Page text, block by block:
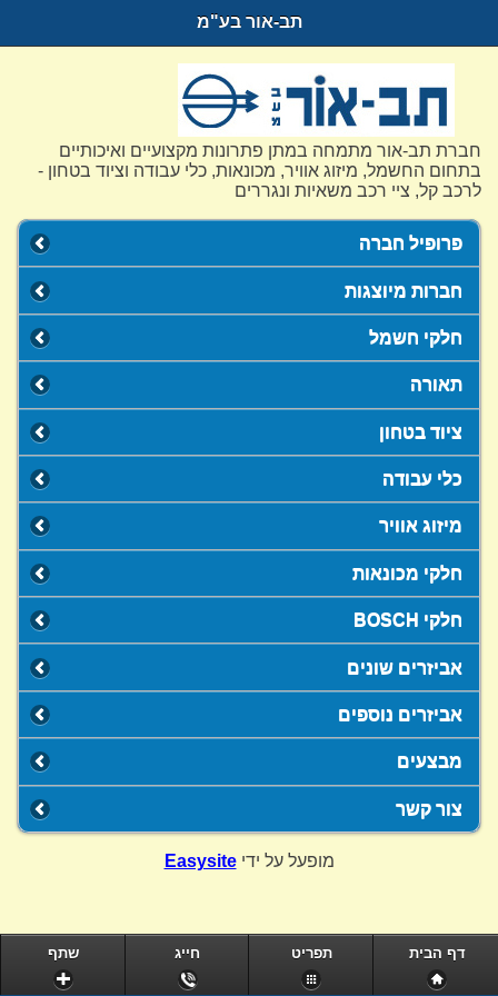
תב-אור בע"מ
חברת תב-אור מתמחה במתן פתרונות מקצועיים ואיכותיים
בתחום החשמל, מיזוג אוויר, מכונאות, כלי עבודה וציוד בטחון -
לרכב קל, ציי רכב משאיות ונגררים
פרופיל חברה
חברות מיוצגות
חלקי חשמל
תאורה
ציוד בטחון
כלי עבודה
מיזוג אוויר
חלקי מכונאות
חלקי BOSCH
אביזרים שונים
אביזרים נוספים
מבצעים
צור קשר
מופעל על ידיEasysite
שתף חייג תפריט דף הבית